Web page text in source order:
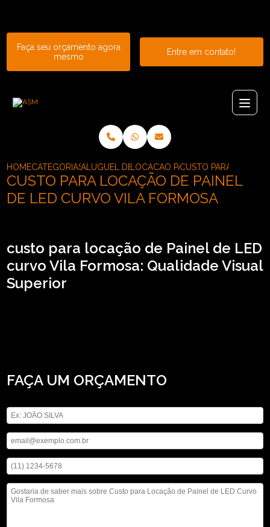
Faça seu orçamento agora
mesmo
Entre em contato!
HOMECATEGORIASALUGUEL DE PAINELLOCACAO PAINEL DE LED ALTA
CUSTO PARA
CUSTO PARA LOCAÇÃO DE PAINEL
DE LED CURVO VILA FORMOSA
custo para locação de Painel de LED
curvo Vila Formosa: Qualidade Visual
Superior
FAÇA UM ORÇAMENTO